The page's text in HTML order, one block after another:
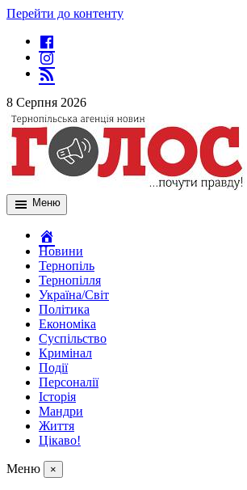
Перейти до контенту
8 Серпня 2026
Меню
Новини
Тернопіль
Тернопілля
Україна/Світ
Політика
Економіка
Суспільство
Кримінал
Події
Персоналії
Історія
Мандри
Життя
Цікаво!
Меню ×